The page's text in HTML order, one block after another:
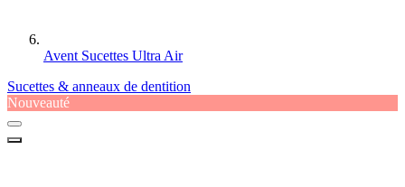
Avent Sucettes Ultra Air
Sucettes & anneaux de dentition
Nouveauté